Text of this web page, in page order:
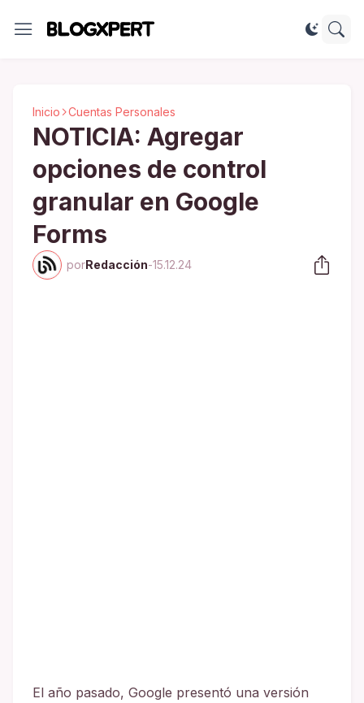
Inicio Cuentas Personales
NOTICIA: Agregar
opciones de control
granular en Google
Forms
porRedacción-15.12.24
El año pasado, Google presentó una versión